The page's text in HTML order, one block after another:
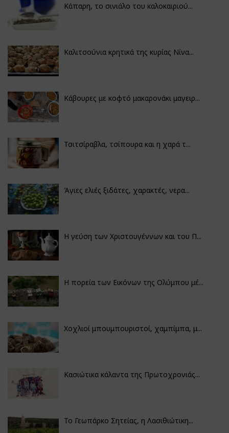
Κάπαρη, το σινιάλο του καλοκαιριού...
Καλιτσούνια κρητικά της κυρίας Νίνα...
Κάβουρες με κοφτό μακαρονάκι μαγειρ...
Τσιτσίραβλα, τσίπουρα και η χαρά τ...
Άγιες ελιές ξιδάτες, χαρακτές, νερα...
Η γεύση των Χριστουγέννων και του Π...
Η πορεία των Εικόνων της Ολύμπου μέ...
Χοχλιοί μπουμπουριστοί, χαμπίμπα, μ...
Κασιώτικα κάλαντα της Πρωτοχρονιάς...
Το Γεωπάρκο Σητείας, η Λασιθιώτικη...